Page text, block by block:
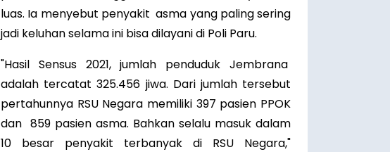
luas. Ia menyebut penyakit asma yang paling sering
jadi keluhan selama ini bisa dilayani di Poli Paru.
"Hasil Sensus 2021, jumlah penduduk Jembrana
adalah tercatat 325.456 jiwa. Dari jumlah tersebut
pertahunnya RSU Negara memiliki 397 pasien PPOK
dan 859 pasien asma. Bahkan selalu masuk dalam
10 besar penyakit terbanyak di RSU Negara,"